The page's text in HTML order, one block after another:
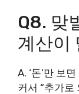
Q8. 맞
계산이
A. ‘돈’만 보
커서 “추가